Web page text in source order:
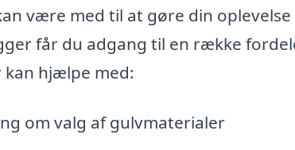
være med til at gøre din
får du adgang til en række
hjælpe med:
om valg af gulvmaterialer